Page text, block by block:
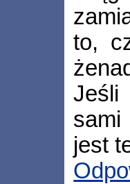
to,
Jeśli
sami
jest